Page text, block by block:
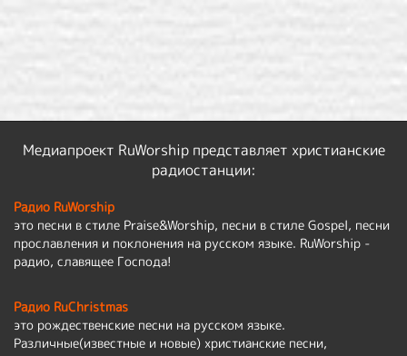
Медиапроект RuWorship представляет христианские
радиостанции:
Радио RuWorship
это песни в стиле Praise&Worship, песни в стиле Gospel, песни
прославления и поклонения на русском языке. RuWorship -
радио, славящее Господа!
Радио RuChristmas
это рождественские песни на русском языке.
Различные(известные и новые) христианские песни,